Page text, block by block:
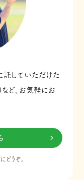
託していただけた
ど、お気軽にお
うぞ。